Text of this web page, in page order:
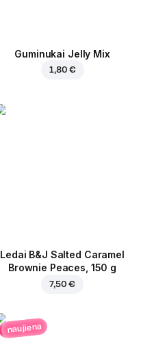
Guminukai Jelly Mix
1,80 €
Ledai B&J Salted Caramel
Brownie Peaces, 150 g
7,50 €
naujiena